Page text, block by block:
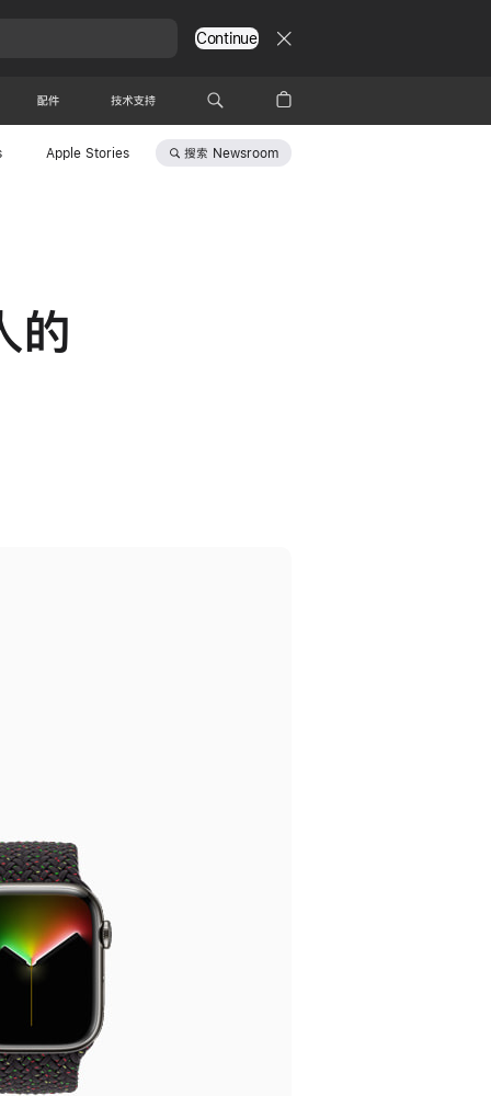
Continue
配件 技术支持
Apple Stories 搜索 Newsroom
的